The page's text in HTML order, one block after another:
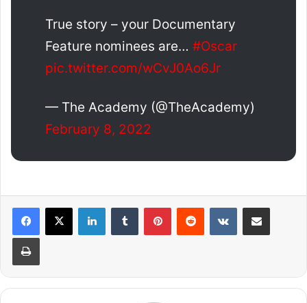
True story – your Documentary
Feature nominees are… #Oscar
pic.twitter.com/wCvJ0Ao6Jr
— The Academy (@TheAcademy)
February 8, 2022